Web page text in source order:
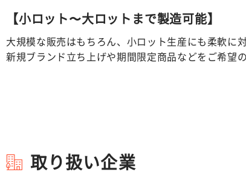
【小ロット〜大ロットまで製造可能】
大規模な販売はもちろん、小ロット生産にも柔軟に
新規ブランド立ち上げや期間限定商品などをご希望
取り扱い企業